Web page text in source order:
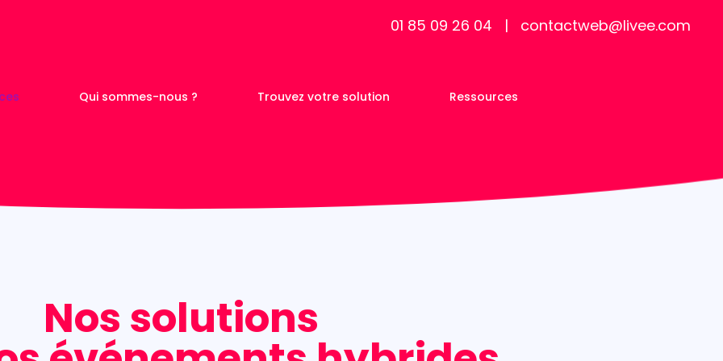
01 85 09 26 04 | contactweb@livee.com
Nantes
Qui sommes-nous ? Trouvez votre solution Ressources
Nos solutions